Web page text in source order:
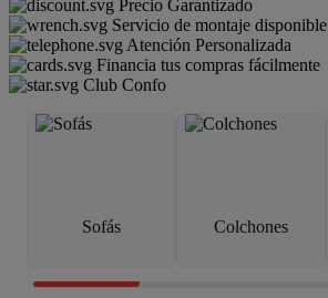
Precio Garantizado
Servicio de montaje disponible
Atención Personalizada
Financia tus compras fácilmente
Club Confo
Sofás Colchones